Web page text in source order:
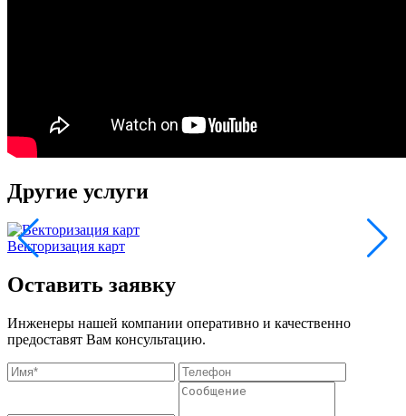
Другие услуги
Векторизация карт
Оставить заявку
Инженеры нашей компании оперативно и качественно
предоставят Вам консультацию.